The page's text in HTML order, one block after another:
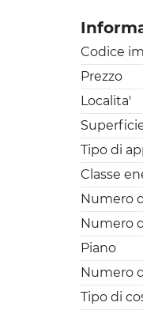
Codice
Prezzo
Localita'
Tipo di
Classe
Numero
Numero
Piano
Numero
Tipo di